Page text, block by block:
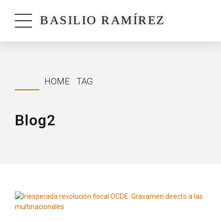
BASILIO RAMÍREZ
HOME TAG
Blog2